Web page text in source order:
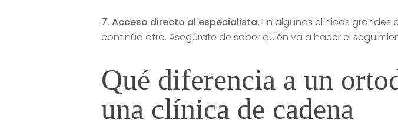
7. Acceso directo al especialista. En algunas clínicas grandes
continúa otro. Asegúrate de saber quién va a hacer el
Qué diferencia a un
una clínica de cadena